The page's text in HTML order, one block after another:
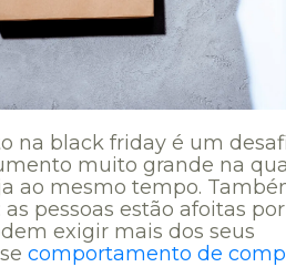
na black friday é um
muito grande na
ao mesmo tempo.
pessoas estão afoitas
exigir mais dos seus
comportamento de